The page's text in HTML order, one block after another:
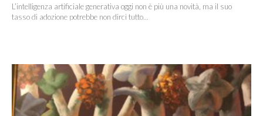
L’intelligenza artificiale generativa oggi non è più una novità, ma il suo
tasso di adozione potrebbe non dirci tutto...